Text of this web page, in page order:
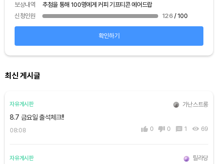
보상내역
추첨을 통해 100명에게 커피 기프티콘 에어드랍
신청인원
126 / 100
확인하기
최신 게시글
자유게시판 가난스트롱
8.7 금요일 출석체크!!
08:08 0 0 1 69
자유게시판 릴라당